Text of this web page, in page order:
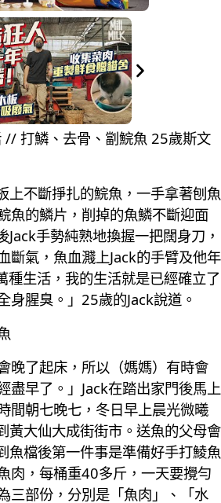
打鱗、去骨、劏鯇魚 25歲斯文
上不斷掙扎的鯇魚，一手拿著刨魚
魚的鱗片，削掉的魚鱗不斷迎面
Jack手勢純熟地換握一把闊身刀，
斷氣，魚血濺上Jack的手臂及他年
種生活，我的生活就是已經確立了
身腥臭。」25歲的Jack說道。
晚了起床，所以（媽媽）有時會
盡早了。」Jack在踏出家門後馬上
間朝七晚七，冬日早上晨光微曦
黃大仙大成街街市。送魚的父母會
魚檔後第一件事是準備好手打鯪魚
肉，每桶重40多斤，一天要攪勻
三部份，分別是「魚肉」、「水